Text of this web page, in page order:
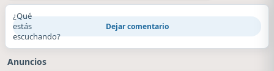
¿Qué
estás
escuchando?
Dejar comentario
Anuncios